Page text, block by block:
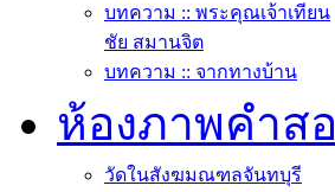
บทความ :: พระคุณเจ้าเทียน
ชัย สมานจิต
บทความ :: จากทางบ้าน
ห้องภาพคำส
วัดในสังฆมณฑลจันทบุรี